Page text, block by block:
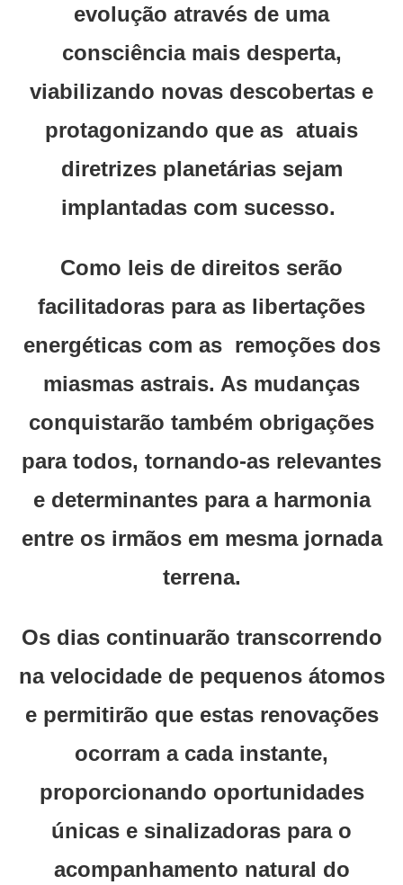
evolução através de uma
consciência mais desperta,
viabilizando novas descobertas e
protagonizando que as atuais
diretrizes planetárias sejam
implantadas com sucesso.
Como leis de direitos serão
facilitadoras para as libertações
energéticas com as remoções dos
miasmas astrais. As mudanças
conquistarão também obrigações
para todos, tornando-as relevantes
e determinantes para a harmonia
entre os irmãos em mesma jornada
terrena.
Os dias continuarão transcorrendo
na velocidade de pequenos átomos
e permitirão que estas renovações
ocorram a cada instante,
proporcionando oportunidades
únicas e sinalizadoras para o
acompanhamento natural do